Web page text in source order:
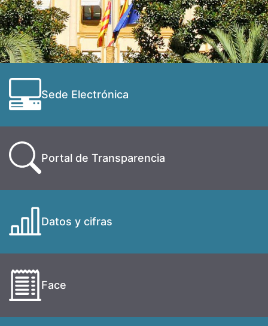
Sede Electrónica
Portal de Transparencia
Datos y cifras
Face